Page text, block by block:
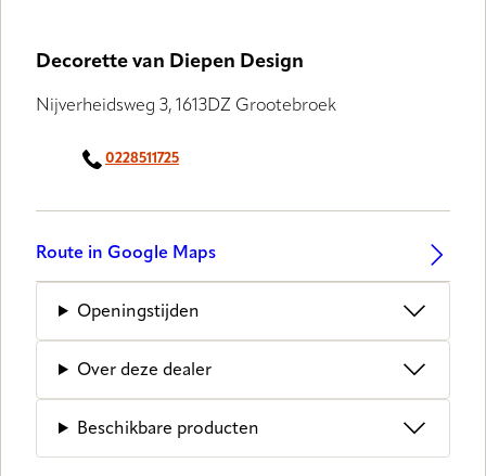
Decorette van Diepen Design
Nijverheidsweg 3, 1613DZ Grootebroek
0228511725
Route in Google Maps
Openingstijden
Over deze dealer
Beschikbare producten